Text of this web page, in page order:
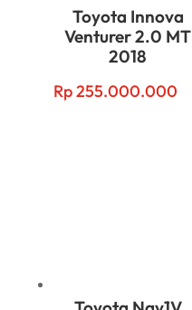
Toyota Innova
Venturer 2.0 MT
2018
Rp255.000.000